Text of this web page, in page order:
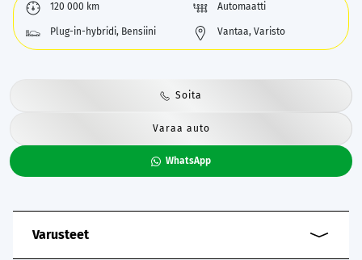
120 000 km Automaatti
Plug-in-hybridi, Bensiini Vantaa, Varisto
Soita
Varaa auto
WhatsApp
Varusteet